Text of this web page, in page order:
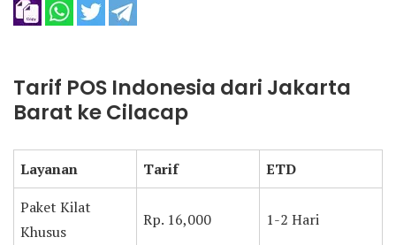
Tarif POS Indonesia dari Jakarta
Barat ke Cilacap
Layanan Tarif
ETD
Paket Kilat
Khusus
Rp. 16,000 1-2 Hari